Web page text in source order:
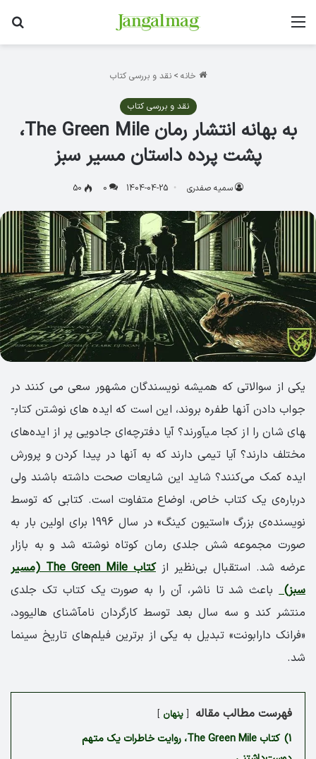
منو
خانه > نقد و بررسی کتاب
نقد و بررسی کتاب
به بهانه انتشار رمان The Green Mile،
پشت پرده داستان مسیر سبز
سمیه صفدری 1404-04-25
0
50
یکی از سوالاتی که همیشه نویسندگان مشهور سعی می­ کنند در
جواب دادن آن­ها طفره بروند، این است که ایده­ های نوشتن کتاب­
های شان را از کجا می­آورند؟ آیا دفترچه‌­ای جادویی پر از ایده­‌های
مختلف دارند؟ آیا تیمی دارند که به آن­ها در پیدا کردن و پرورش
ایده کمک می‌کنند؟ شاید این شایعات صحت داشته باشند ولی
درباره‌ی یک کتاب خاص، اوضاع متفاوت است. کتابی که توسط
نویسنده­‌ی بزرگ «استیون کینگ» در سال 1996 برای اولین بار به
صورت مجموعه­ شش جلدی رمان کوتاه نوشته شد و به بازار
عرضه شد. استقبال بی‌­نظیر از
کتاب The Green Mile (مسیر
سبز)باعث شد تا ناشر، آن­ را به صورت یک کتاب تک جلدی
منتشر کند و سه سال بعد توسط کارگردان نامآشنای هالیوود،
«فرانک دارابونت» تبدیل به یکی از برترین فیلم‌­های تاریخ سینما
شد.
فهرست مطالب مقاله پنهان
1)
کتاب The Green Mile، روایت خاطرات یک متهم